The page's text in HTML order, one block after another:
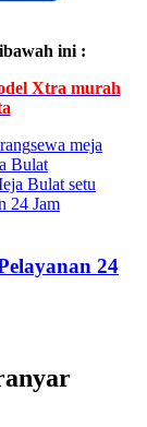
ini :
Xtra murah
sewa meja
Bulat
Bulat setu
24